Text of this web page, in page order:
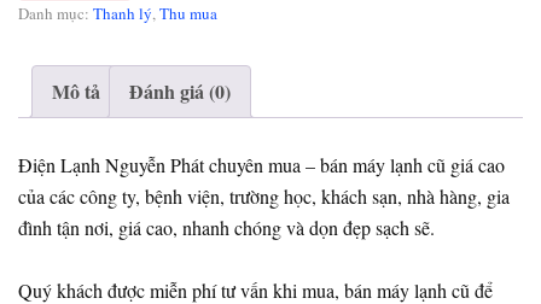
Danh mục: Thanh lý,Thu mua
Mô tả Đánh giá (0)
Điện Lạnh Nguyễn Phát chuyên mua – bán máy lạnh cũ giá cao
của các công ty, bệnh viện, trường học, khách sạn, nhà hàng, gia
đình tận nơi, giá cao, nhanh chóng và dọn đẹp sạch sẽ.
Quý khách được miễn phí tư vấn khi mua, bán máy lạnh cũ để